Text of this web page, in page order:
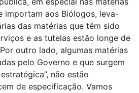
importam aos Biólogos, leva-
das matérias que têm sido
e as tutelas estão longe de
outro lado, algumas matérias
pelo Governo e que surgem
não estão
de especificação. Vamos